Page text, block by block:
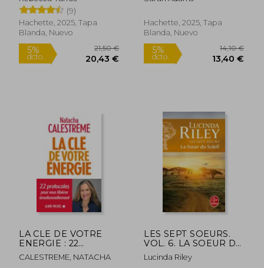
(9)
Hachette, 2025, Tapa
Blanda, Nuevo
5%
dcto. 20,43 €
the author of the
CHEAT SHEET (en
Inglés)
Hachette, 2025, Tapa
Blanda, Nuevo
5%
dcto.
Rápido
LA CLE DE VOTRE
ENERGIE : 22
PROTOCOLES POUR
VOUS LIBERER
CALESTREME, NATACHA
LES SEPT SOEURS.
VOL. 6. LA SOEUR DU
SOLEIL : ELECTRA
(en Francés)
Lucinda Riley